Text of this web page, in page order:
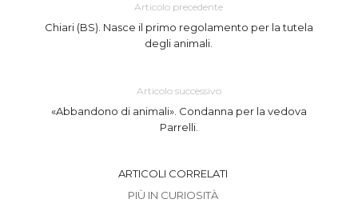
Articolo precedente
Chiari (BS). Nasce il primo regolamento per la tutela
degli animali.
Articolo successivo
«Abbandono di animali». Condanna per la vedova
Parrelli.
ARTICOLI CORRELATI
PIÙ IN CURIOSITÀ